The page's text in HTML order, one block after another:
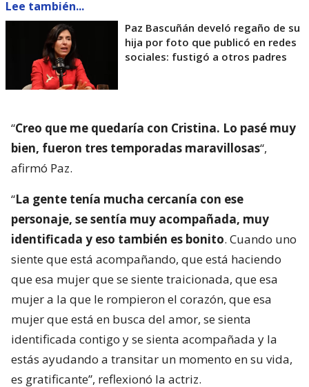
Lee también...
Paz Bascuñán develó regaño de su
hija por foto que publicó en redes
sociales: fustigó a otros padres
“Creo que me quedaría con Cristina. Lo pasé muy
bien, fueron tres temporadas maravillosas“,
afirmó Paz.
“La gente tenía mucha cercanía con ese
personaje, se sentía muy acompañada, muy
identificada y eso también es bonito. Cuando uno
siente que está acompañando, que está haciendo
que esa mujer que se siente traicionada, que esa
mujer a la que le rompieron el corazón, que esa
mujer que está en busca del amor, se sienta
identificada contigo y se sienta acompañada y la
estás ayudando a transitar un momento en su vida,
es gratificante”, reflexionó la actriz.